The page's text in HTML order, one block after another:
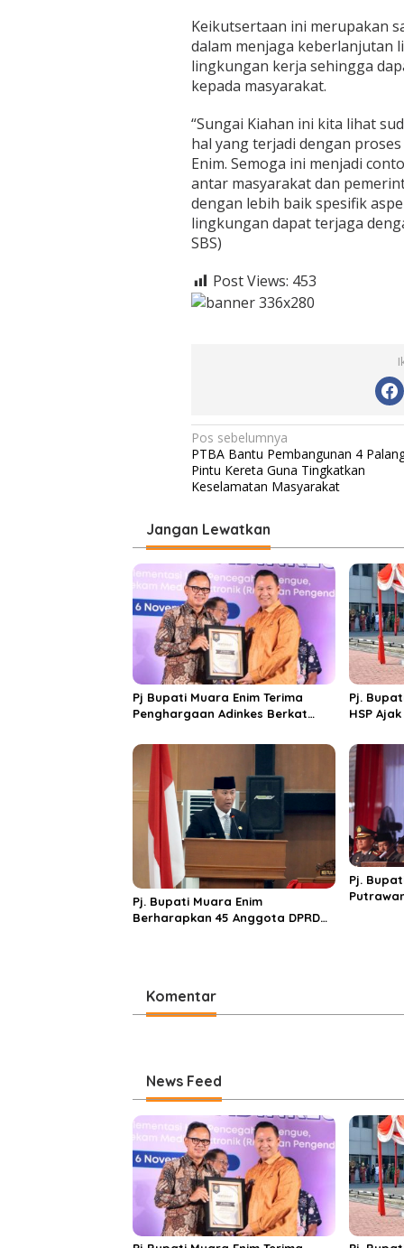
Keikutsertaan ini merupakan
dalam menjaga keberlanjutan
lingkungan kerja sehingga
kepada masyarakat.
“Sungai Kiahan ini kita lihat
hal yang terjadi dengan
Enim. Semoga ini menjadi
antar masyarakat dan
dengan lebih baik spesifik
lingkungan dapat terjaga
SBS)
Post Views: 453
N
a
v
g
a
s
i
p
o
s
Pos sebelumnya
PTBA Bantu Pembangunan 4
Pintu Kereta Guna Tingkatkan
Keselamatan Masyarakat
Jangan Lewatkan
Pj Bupati Muara Enim Terima
Penghargaan Adinkes Berkat
di Muara Enim
Pj.
HSP
Pj. Bupati Muara Enim
Berharapkan 45 Anggota DPRD
Pj.
Komentar
News Feed